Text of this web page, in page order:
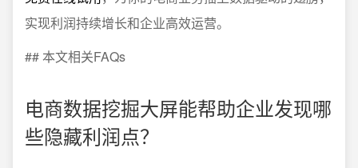
实现利润持续增长和企业高效运营。
## 本文相关FAQs
电商数据挖掘大屏能帮助企业发现哪
些隐藏利润点？